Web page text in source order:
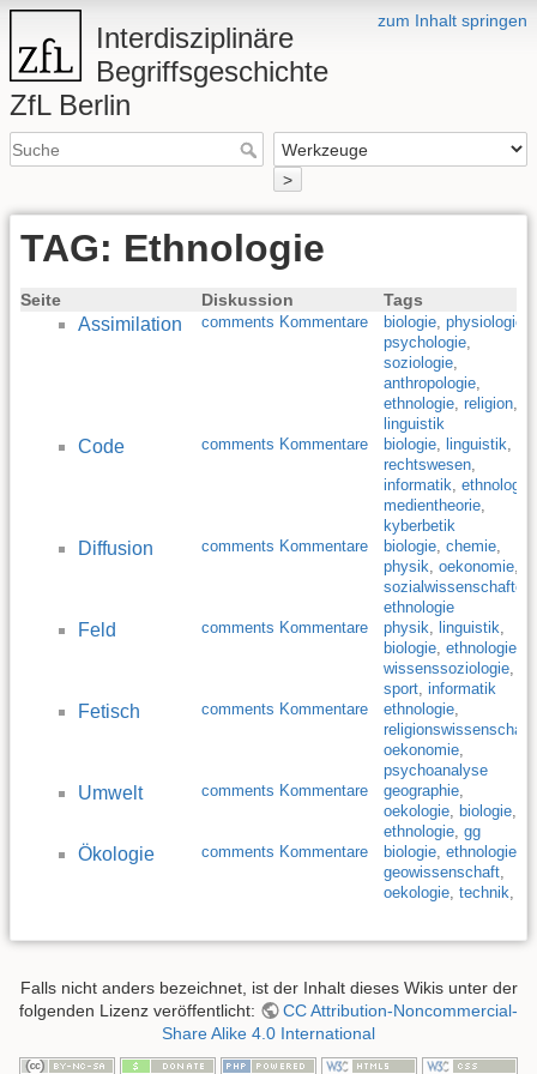
zum Inhalt springen
Interdisziplinäre
Begriffsgeschichte
ZfL Berlin
>
TAG: Ethnologie
Seite Diskussion Tags
Assimilation comments Kommentare biologie, physiologie
psychologie,
soziologie,
anthropologie,
ethnologie, religion,
linguistik
Code comments Kommentare biologie, linguistik,
rechtswesen,
informatik, ethnologie
medientheorie,
kyberbetik
Diffusion comments Kommentare biologie, chemie,
physik, oekonomie,
sozialwissenschaften
ethnologie
Feld comments Kommentare physik, linguistik,
biologie, ethnologie
wissenssoziologie,
sport, informatik
Fetisch comments Kommentare ethnologie,
religionswissenschaft
oekonomie,
psychoanalyse
Umwelt comments Kommentare geographie,
oekologie, biologie,
ethnologie, gg
Ökologie comments Kommentare biologie, ethnologie
geowissenschaft,
oekologie, technik,
Falls nicht anders bezeichnet, ist der Inhalt dieses Wikis unter der
folgenden Lizenz veröffentlicht:
CC Attribution-Noncommercial-
Share Alike 4.0 International